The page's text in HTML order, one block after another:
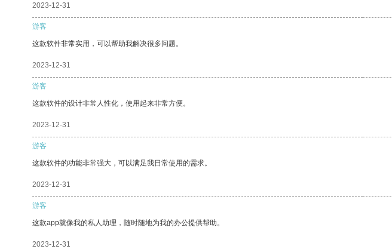
2023-12-31
游客
这款软件非常实用，可以帮助我解决很多问题。
2023-12-31
游客
这款软件的设计非常人性化，使用起来非常方便。
2023-12-31
游客
这款软件的功能非常强大，可以满足我日常使用的需求。
2023-12-31
游客
这款app就像我的私人助理，随时随地为我的办公提供帮助。
2023-12-31